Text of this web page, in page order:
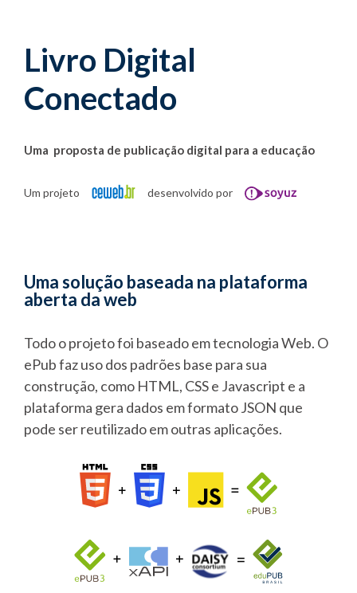
Livro Digital
Conectado
Uma proposta de publicação digital para a educação
Um projeto desenvolvido por
Uma solução baseada na plataforma
aberta da web
Todo o projeto foi baseado em tecnologia Web. O
ePub faz uso dos padrões base para sua
construção, como HTML, CSS e Javascript e a
plataforma gera dados em formato JSON que
pode ser reutilizado em outras aplicações.